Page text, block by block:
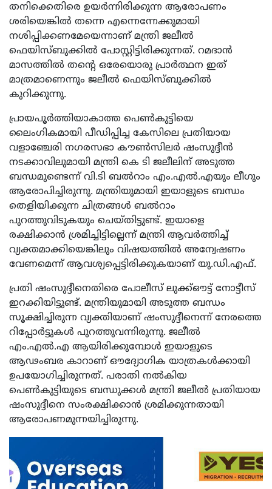
തനിക്കെതിരെ ഉയര്‍ന്നിരിക്കുന്ന ആരോപണം
ശരിയെങ്കില്‍ തന്നെ എന്നെന്നേക്കുമായി
നശിപ്പിക്കണമേയെന്നാണ് മന്ത്രി ജലീല്‍
ഫെയിസ്ബുക്കില്‍ പോസ്റ്റിട്ടിരിക്കുന്നത്. റമദാന്‍
മാസത്തില്‍ തന്റെ ഒരേയൊരു പ്രാര്‍ത്ഥന ഇത്
മാത്രമാണെന്നും ജലീല്‍ ഫെയിസ്ബുക്കില്‍
കുറിക്കുന്നു.
പ്രായപൂര്‍ത്തിയാകാത്ത പെണ്‍കുട്ടിയെ
ലൈംഗികമായി പീഡിപ്പിച്ച കേസിലെ പ്രതിയായ
വളാഞ്ചേരി നഗരസഭാ കൗണ്‍സിലര്‍ ഷംസുദ്ദീന്‍
നടക്കാവിലുമായി മന്ത്രി കെ ടി ജലീലിന് അടുത്ത
ബന്ധമുണ്ടെന്ന് വി.ടി ബല്‍റാം എം.എല്‍.എയും ലീഗും
ആരോപിച്ചിരുന്നു. മന്ത്രിയുമായി ഇയാളുടെ ബന്ധം
തെളിയിക്കുന്ന ചിത്രങ്ങള്‍ ബല്‍റാം
പുറത്തുവിടുകയും ചെയ്തിട്ടുണ്ട്. ഇയാളെ
രക്ഷിക്കാന്‍ ശ്രമിച്ചിട്ടില്ലെന്ന് മന്ത്രി ആവര്‍ത്തിച്ച്
വ്യക്തമാക്കിയെങ്കിലും വിഷയത്തില്‍ അന്വേഷണം
വേണമെന്ന് ആവശ്യപ്പെട്ടിരിക്കുകയാണ് യു.ഡി.എഫ്.
പ്രതി ഷംസുദ്ദീനെതിരെ പോലീസ് ലുക്ക്ഔട്ട് നോട്ടീസ്
ഇറക്കിയിട്ടുണ്ട്. മന്ത്രിയുമായി അടുത്ത ബന്ധം
സൂക്ഷിച്ചിരുന്ന വ്യക്തിയാണ് ഷംസുദ്ദീനെന്ന് നേരത്തെ
റിപ്പോര്‍ട്ടുകള്‍ പുറത്തുവന്നിരുന്നു. ജലീല്‍
എം.എല്‍.എ ആയിരിക്കുമ്പോള്‍ ഇയാളുടെ
ആഢംബര കാറാണ് ഔദ്യോഗിക യാത്രകള്‍ക്കായി
ഉപയോഗിച്ചിരുന്നത്. പരാതി നല്‍കിയ
പെണ്‍കുട്ടിയുടെ ബന്ധുക്കള്‍ മന്ത്രി ജലീല്‍ പ്രതിയായ
ഷംസുദ്ദീനെ സംരക്ഷിക്കാന്‍ ശ്രമിക്കുന്നതായി
ആരോപണമുന്നയിച്ചിരുന്നു.